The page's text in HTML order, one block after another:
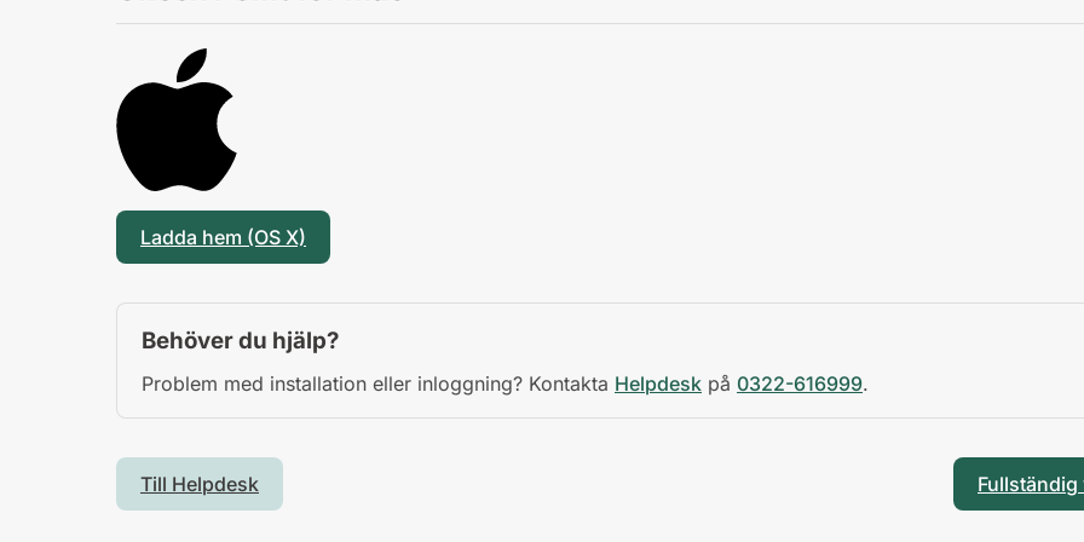
Ladda hem (OS X)
Behöver du hjälp?
Problem med installation eller inloggning? Kontakta Helpdesk på 0322-616999.
Till Helpdesk